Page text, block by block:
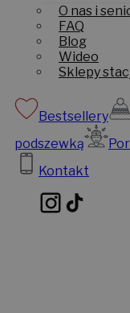
O nas i
FAQ
Blog
Wideo
Sklepy
Bestsellery
podszewką
Kontakt